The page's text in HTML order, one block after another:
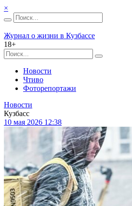
×
Журнал о жизни в Кузбассе
18+
Новости
Чтиво
Фоторепортажи
Новости
Кузбасс
10 мая 2026 12:38